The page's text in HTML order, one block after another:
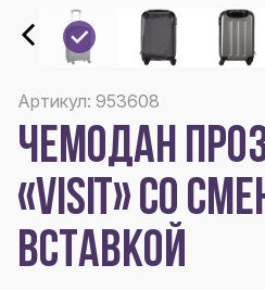
Артикул: 953608
ЧЕМОДАН
«VISIT» СО
ВСТАВКОЙ